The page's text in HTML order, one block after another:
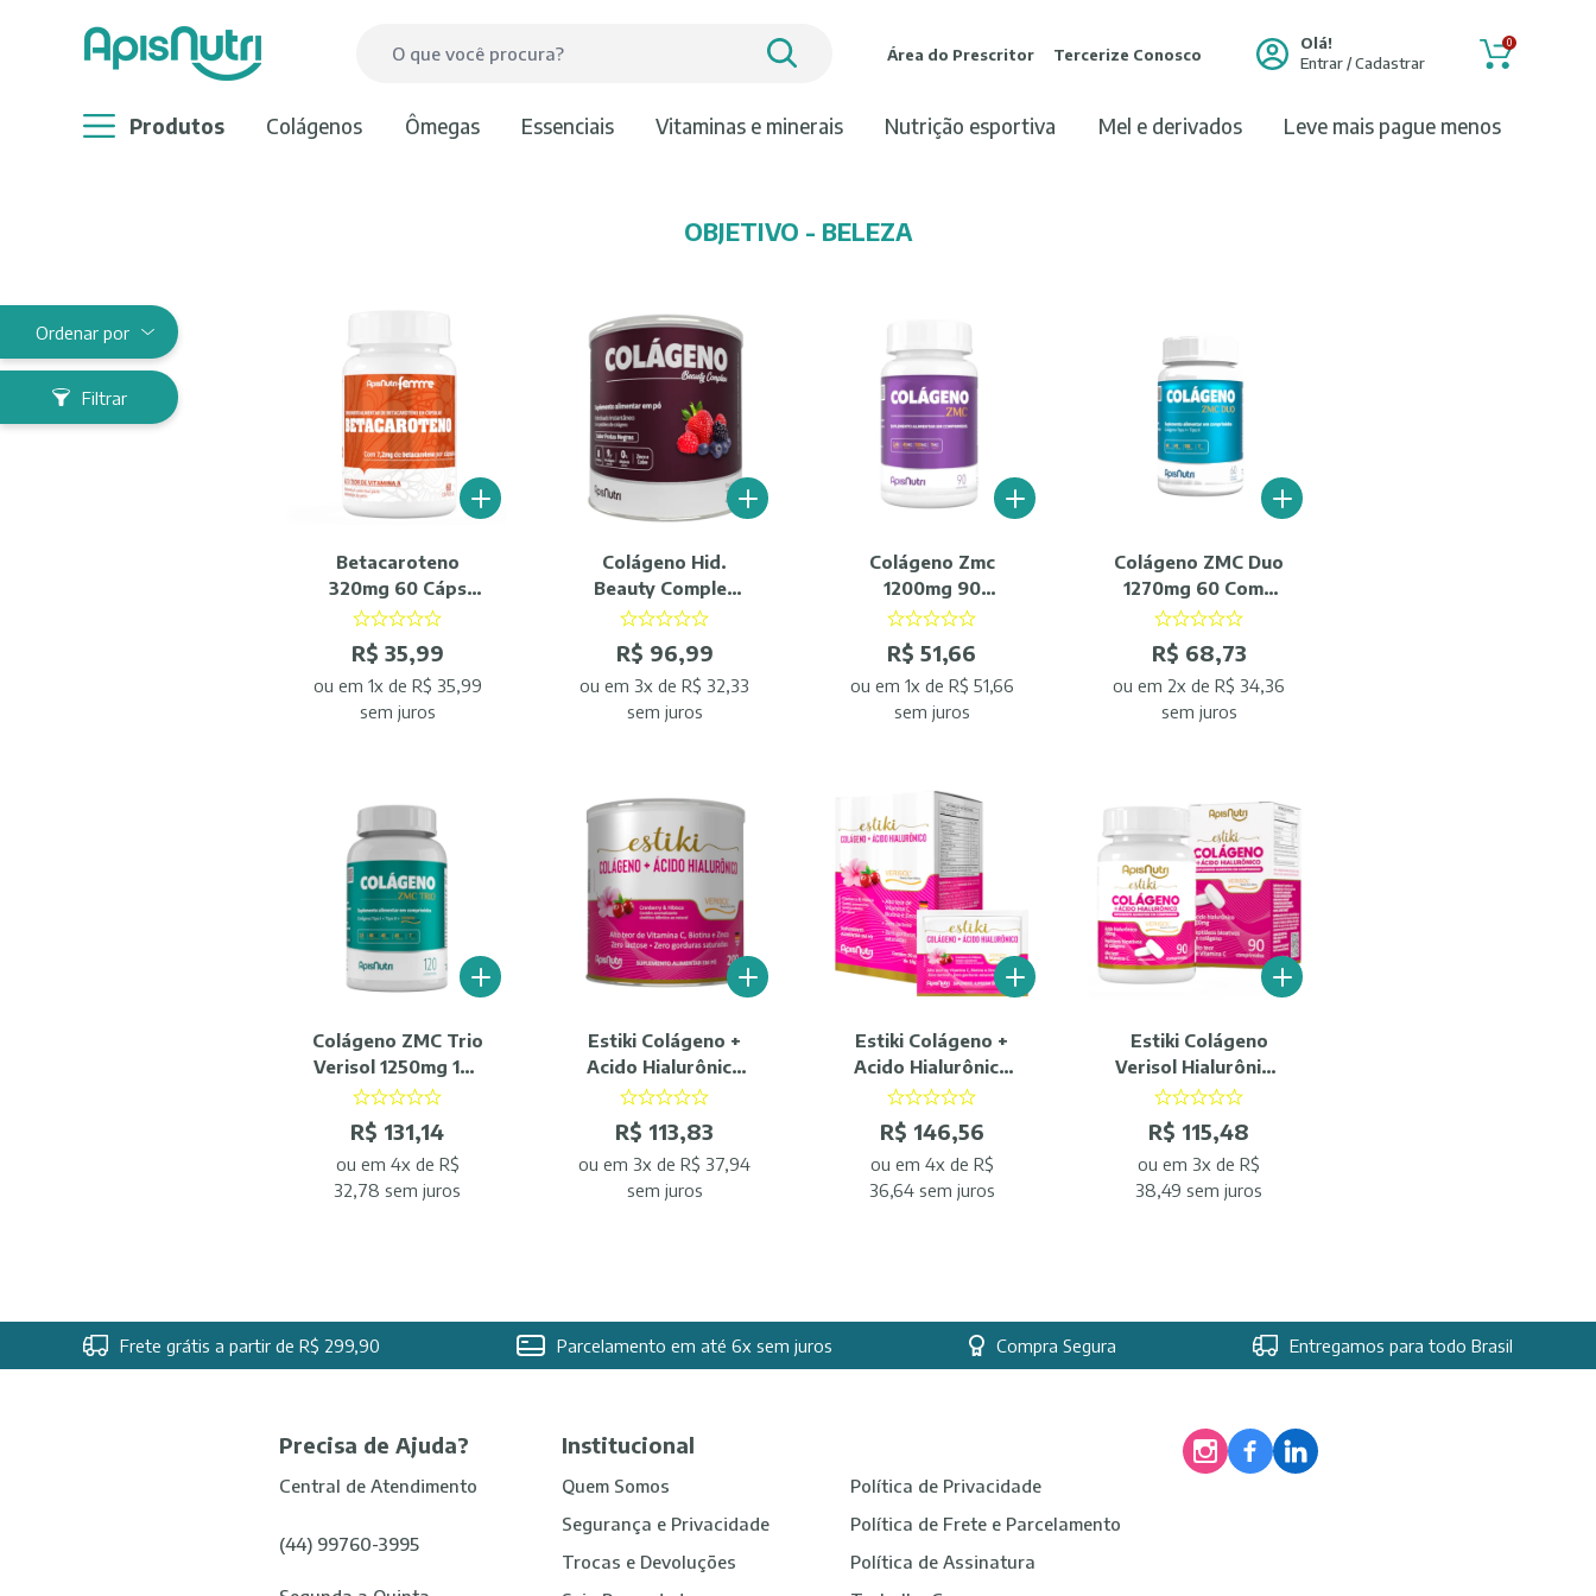
Área do Prescritor Tercerize Conosco
Olá!
Entrar / Cadastrar
0
produtos colágenos ômegas essenciais vitaminas e minerais nutrição esportiva mel e derivados leve mais pague menos
OBJETIVO - BELEZA
Filtrar
Betacaroteno
320mg 60 Cáps
Femme - ApisNutri
R$ 35,99
ou em 1x de R$ 35,99
sem juros
Colágeno Hid.
Beauty Complex
Frutas Negras
200g ApisNutri
R$ 96,99
ou em 3x de R$ 32,33
sem juros
Colágeno Zmc
1200mg 90
Comprimidos
Femme - ApisNutri
R$ 51,66
ou em 1x de R$ 51,66
sem juros
Colágeno ZMC Duo
1270mg 60 Comp
Femme - ApisNutri
R$ 68,73
ou em 2x de R$ 34,36
sem juros
Colágeno ZMC Trio
Verisol 1250mg 120
Comp Femme
ApisNutri
R$ 131,14
ou em 4x de R$
32,78 sem juros
Estiki Colágeno +
Acido Hialurônico
200g
R$ 113,83
ou em 3x de R$ 37,94
sem juros
Estiki Colágeno +
Acido Hialurônico
Sachê
R$ 146,56
ou em 4x de R$
36,64 sem juros
Estiki Colágeno
Verisol Hialurônico
1.100mg 90 Comp
ApisNutri
R$ 115,48
ou em 3x de R$
38,49 sem juros
Frete grátis a partir de R$ 299,90 Parcelamento em até 6x sem juros Compra Segura Entregamos para todo Brasil
Precisa de Ajuda?
Central de Atendimento
(44) 99760-3995
Institucional
Quem Somos
Segurança e Privacidade
Trocas e Devoluções
Política de Privacidade
Política de Frete e Parcelamento
Política de Assinatura